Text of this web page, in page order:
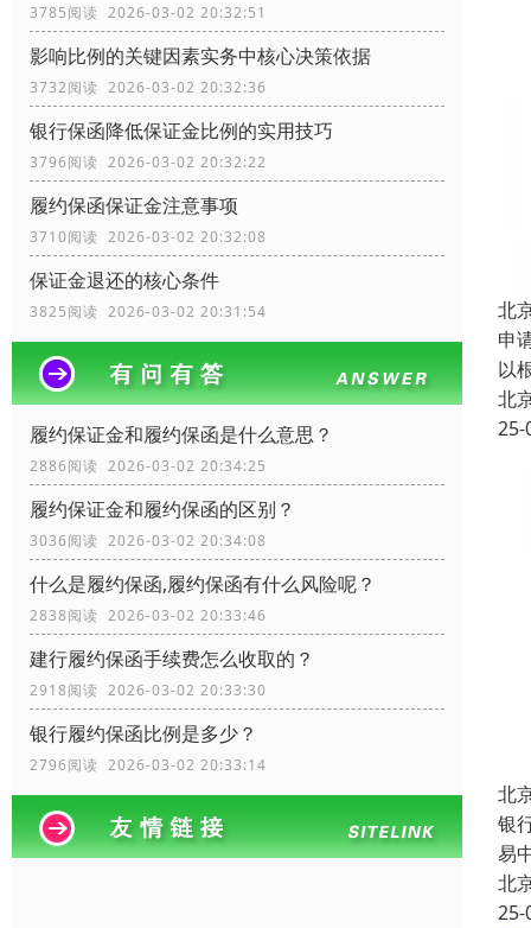
3785阅读 2026-03-02 20:32:51
影响比例的关键因素实务中核心决策依据
3732阅读 2026-03-02 20:32:36
银行保函降低保证金比例的实用技巧
3796阅读 2026-03-02 20:32:22
履约保函保证金注意事项
3710阅读 2026-03-02 20:32:08
保证金退还的核心条件
3825阅读 2026-03-02 20:31:54
履约保证金和履约保函是什么意思？
2886阅读 2026-03-02 20:34:25
履约保证金和履约保函的区别？
3036阅读 2026-03-02 20:34:08
什么是履约保函,履约保函有什么风险呢？
2838阅读 2026-03-02 20:33:46
建行履约保函手续费怎么收取的？
2918阅读 2026-03-02 20:33:30
银行履约保函比例是多少？
2796阅读 2026-03-02 20:33:14
北
申
以
北
25-
北
银
易
北
25-